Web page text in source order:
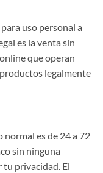
uso personal a
es la venta sin
que operan
legalmente
normal es de 24 a 72
sin ninguna
privacidad. El